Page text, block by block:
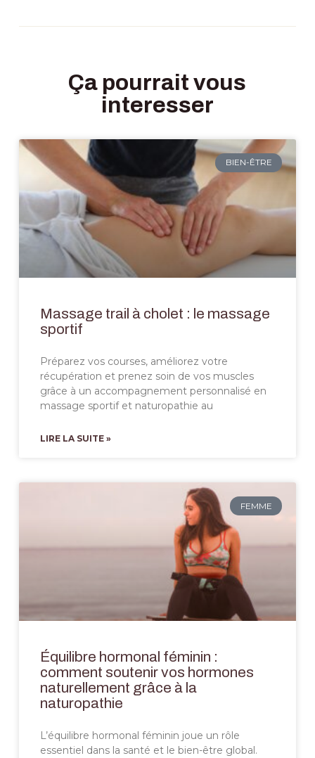
Ça pourrait vous
interesser
BIEN-ÊTRE
Massage trail à cholet : le massage
sportif
Préparez vos courses, améliorez votre
récupération et prenez soin de vos muscles
grâce à un accompagnement personnalisé en
massage sportif et naturopathie au
LIRE LA SUITE »
FEMME
Équilibre hormonal féminin :
comment soutenir vos hormones
naturellement grâce à la
naturopathie
L’équilibre hormonal féminin joue un rôle
essentiel dans la santé et le bien-être global.